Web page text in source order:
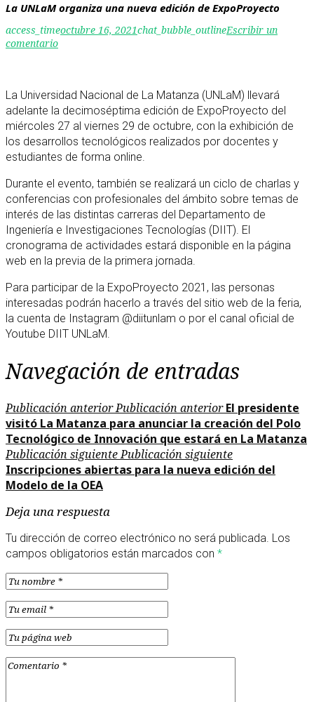
La UNLaM organiza una nueva edición de ExpoProyecto
access_timeoctubre 16, 2021chat_bubble_outlineEscribir un
comentario
La Universidad Nacional de La Matanza (UNLaM) llevará
adelante la decimoséptima edición de ExpoProyecto del
miércoles 27 al viernes 29 de octubre, con la exhibición de
los desarrollos tecnológicos realizados por docentes y
estudiantes de forma online.
Durante el evento, también se realizará un ciclo de charlas y
conferencias con profesionales del ámbito sobre temas de
interés de las distintas carreras del Departamento de
Ingeniería e Investigaciones Tecnologías (DIIT). El
cronograma de actividades estará disponible en la página
web en la previa de la primera jornada.
Para participar de la ExpoProyecto 2021, las personas
interesadas podrán hacerlo a través del sitio web de la feria,
la cuenta de Instagram @diitunlam o por el canal oficial de
Youtube DIIT UNLaM.
Navegación de entradas
Publicación anteriorPublicación anterior El presidente
visitó La Matanza para anunciar la creación del Polo
Tecnológico de Innovación que estará en La Matanza
Publicación siguientePublicación siguiente
Inscripciones abiertas para la nueva edición del
Modelo de la OEA
Deja una respuesta
Tu dirección de correo electrónico no será publicada. Los
campos obligatorios están marcados con *